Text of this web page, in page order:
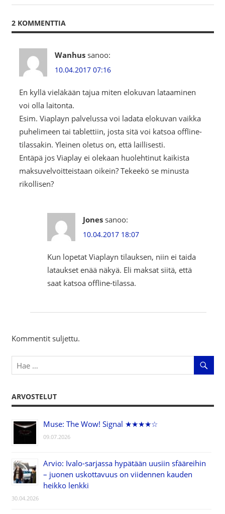
2 KOMMENTTIA
Wanhus sanoo:
10.04.2017 07:16
En kyllä vieläkään tajua miten elokuvan lataaminen
voi olla laitonta.
Esim. Viaplayn palvelussa voi ladata elokuvan vaikka
puhelimeen tai tablettiin, josta sitä voi katsoa offline-
tilassakin. Yleinen oletus on, että laillisesti.
Entäpä jos Viaplay ei olekaan huolehtinut kaikista
maksuvelvoitteistaan oikein? Tekeekö se minusta
rikollisen?
Jones sanoo:
10.04.2017 18:07
Kun lopetat Viaplayn tilauksen, niin ei taida
lataukset enää näkyä. Eli maksat siitä, että
saat katsoa offline-tilassa.
Kommentit suljettu.
ARVOSTELUT
Muse: The Wow! Signal ★★★★☆
09.07.2026
Arvio: Ivalo-sarjassa hypätään uusiin sfääreihin
– juonen uskottavuus on viidennen kauden
heikko lenkki
30.04.2026